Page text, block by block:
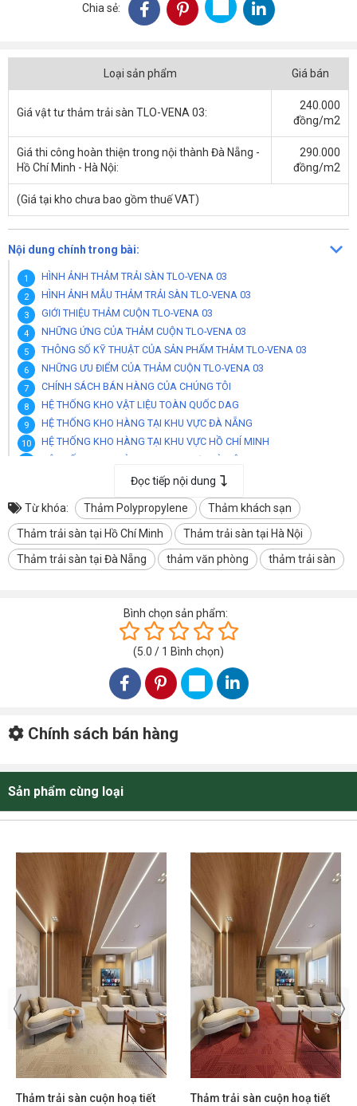
Chia sẻ:
Loại sản phẩm Giá bán
Giá vật tư thảm trải sàn TLO-VENA 03:
240.000
đồng/m2
Giá thi công hoàn thiện trong nội thành Đà Nẵng -
Hồ Chí Minh - Hà Nội:
290.000
đồng/m2
(Giá tại kho chưa bao gồm thuế VAT)
Nội dung chính trong bài:
HÌNH ẢNH THẢM TRẢI SÀN TLO-VENA 03
HÌNH ẢNH MẪU THẢM TRẢI SÀN TLO-VENA 03
GIỚI THIỆU THẢM CUỘN TLO-VENA 03
NHỮNG ỨNG CỦA THẢM CUỘN TLO-VENA 03
THÔNG SỐ KỸ THUẬT CỦA SẢN PHẨM THẢM TLO-VENA 03
NHỮNG ƯU ĐIỂM CỦA THẢM CUỘN TLO-VENA 03
CHÍNH SÁCH BÁN HÀNG CỦA CHÚNG TÔI
HỆ THỐNG KHO VẬT LIỆU TOÀN QUỐC DAG
HỆ THỐNG KHO HÀNG TẠI KHU VỰC ĐÀ NẴNG
HỆ THỐNG KHO HÀNG TẠI KHU VỰC HỒ CHÍ MINH
HỆ THỐNG KHO HÀNG TẠI KHU VỰC HÀ NỘI
HỆ THỐNG KHO HÀNG TẠI KHU VỰC THANH HOÁ
HỆ THỐNG KHO TẠI KHU VỰC THÀNH PHỐ CẦN THƠ
HỆ THỐNG KHO TẠI TÂY NGUYÊN BUÔN MA THUỘT ĐẮK LẮK
HỆ THỐNG KHO TẠI KHU VỰC NHA TRANG KHÁNH HOÀ
Đọc tiếp nội dung
Từ khóa: Thảm Polypropylene
Thảm khách sạn
Thảm trải sàn tại Hồ Chí Minh
Thảm trải sàn tại Hà Nội
Thảm trải sàn tại Đà Nẵng
thảm văn phòng thảm trải sàn
Bình chọn sản phẩm:
(5.0 / 1 Bình chọn)
Chính sách bán hàng
Sản phẩm cùng loại
Thảm trải sàn cuộn hoạ tiết
Thảm trải sàn cuộn hoạ tiết